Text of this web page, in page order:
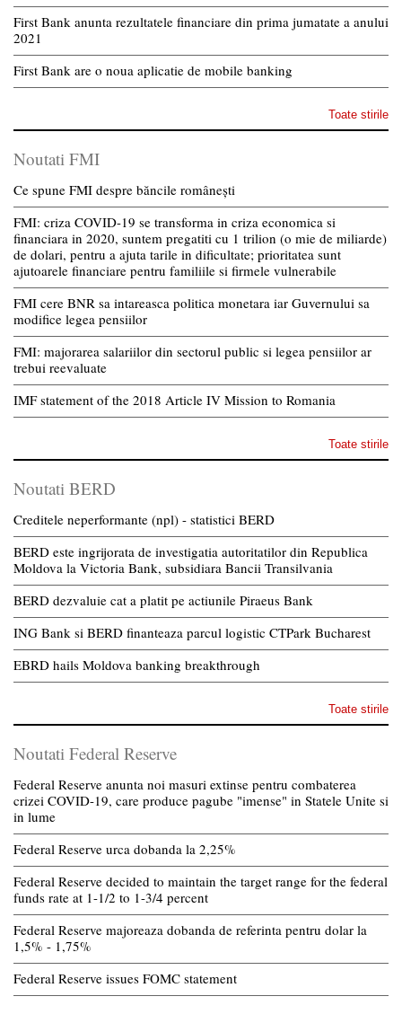
First Bank anunta rezultatele financiare din prima jumatate a anului
2021
First Bank are o noua aplicatie de mobile banking
Toate stirile
Noutati FMI
Ce spune FMI despre băncile românești
FMI: criza COVID-19 se transforma in criza economica si
financiara in 2020, suntem pregatiti cu 1 trilion (o mie de miliarde)
de dolari, pentru a ajuta tarile in dificultate; prioritatea sunt
ajutoarele financiare pentru familiile si firmele vulnerabile
FMI cere BNR sa intareasca politica monetara iar Guvernului sa
modifice legea pensiilor
FMI: majorarea salariilor din sectorul public si legea pensiilor ar
trebui reevaluate
IMF statement of the 2018 Article IV Mission to Romania
Toate stirile
Noutati BERD
Creditele neperformante (npl) - statistici BERD
BERD este ingrijorata de investigatia autoritatilor din Republica
Moldova la Victoria Bank, subsidiara Bancii Transilvania
BERD dezvaluie cat a platit pe actiunile Piraeus Bank
ING Bank si BERD finanteaza parcul logistic CTPark Bucharest
EBRD hails Moldova banking breakthrough
Toate stirile
Noutati Federal Reserve
Federal Reserve anunta noi masuri extinse pentru combaterea
crizei COVID-19, care produce pagube "imense" in Statele Unite si
in lume
Federal Reserve urca dobanda la 2,25%
Federal Reserve decided to maintain the target range for the federal
funds rate at 1-1/2 to 1-3/4 percent
Federal Reserve majoreaza dobanda de referinta pentru dolar la
1,5% - 1,75%
Federal Reserve issues FOMC statement